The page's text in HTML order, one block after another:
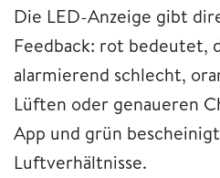
Die LED-Anzeige gibt
Feedback: rot bedeutet,
alarmierend schlecht,
Lüften oder genaueren
App und grün
Luftverhältnisse.